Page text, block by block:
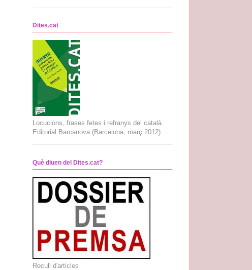
Dites.cat
Locucions, frases fetes i refranys del català.
Editorial Barcanova (Barcelona, març 2012)
Què diuen del Dites.cat?
Recull d'articles